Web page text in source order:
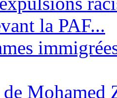
la PAF...
Mohamed